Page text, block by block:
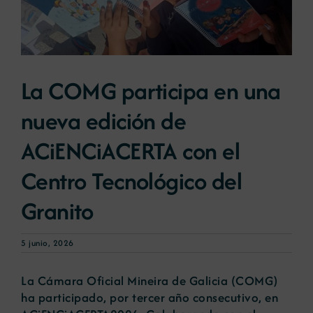
Noticias
Portal de empleo
Contacto
La COMG participa en una
nueva edición de
ACiENCiACERTA con el
Centro Tecnológico del
Granito
5 junio, 2026
La Cámara Oficial Mineira de Galicia (COMG)
ha participado, por tercer año consecutivo, en